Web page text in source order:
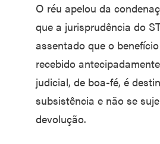
O réu apelou da
que a jurisprudência do
assentado que o
recebido
judicial, de boa-fé, é
subsistência e não se
devolução.